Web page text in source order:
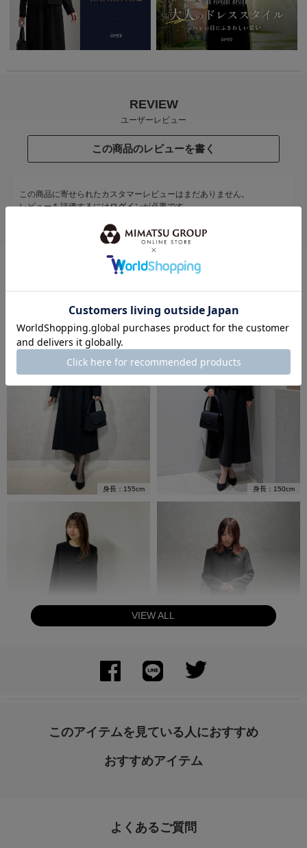
REVIEW
ユーザーレビュー
この商品のレビューを書く
この商品に寄せられたカスタマーレビューはまだありません。
レビューを評価するにはログインが必要です。
STAFF COODENATE
身長：155cm 身長：150cm
VIEW ALL
このアイテムを見ている人におすすめ
おすすめアイテム
よくあるご質問